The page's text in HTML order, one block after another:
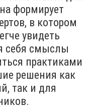
формирует
в котором
увидеть
себя смыслы
практиками
решения как
так и для